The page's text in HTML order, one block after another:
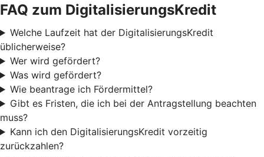
FAQ zum DigitalisierungsKredit
Welche Laufzeit hat der DigitalisierungsKredit
üblicherweise?
Wer wird gefördert?
Was wird gefördert?
Wie beantrage ich Fördermittel?
Gibt es Fristen, die ich bei der Antragstellung beachten
muss?
Kann ich den DigitalisierungsKredit vorzeitig
zurückzahlen?